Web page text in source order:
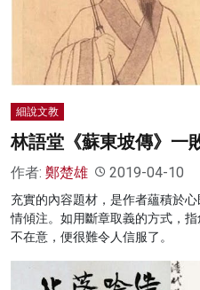
細說文教
林語堂《蘇東坡傳》一
作者: 鄭楚雄 2019-04-10
充實的內容題材，是作者蘊積於
情傾注。如用斷章取義的方式，
不在意，便很難令人信服了。